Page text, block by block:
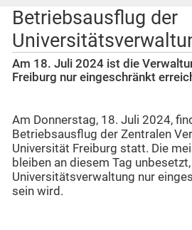
Betriebsausflug der
Am 18. Juli 2024 ist die
Freiburg nur eingeschränkt
Am Donnerstag, 18. Juli 2024,
Betriebsausflug der Zentralen
Universität Freiburg statt. Die
bleiben an diesem Tag
Universitätsverwaltung nur
sein wird.